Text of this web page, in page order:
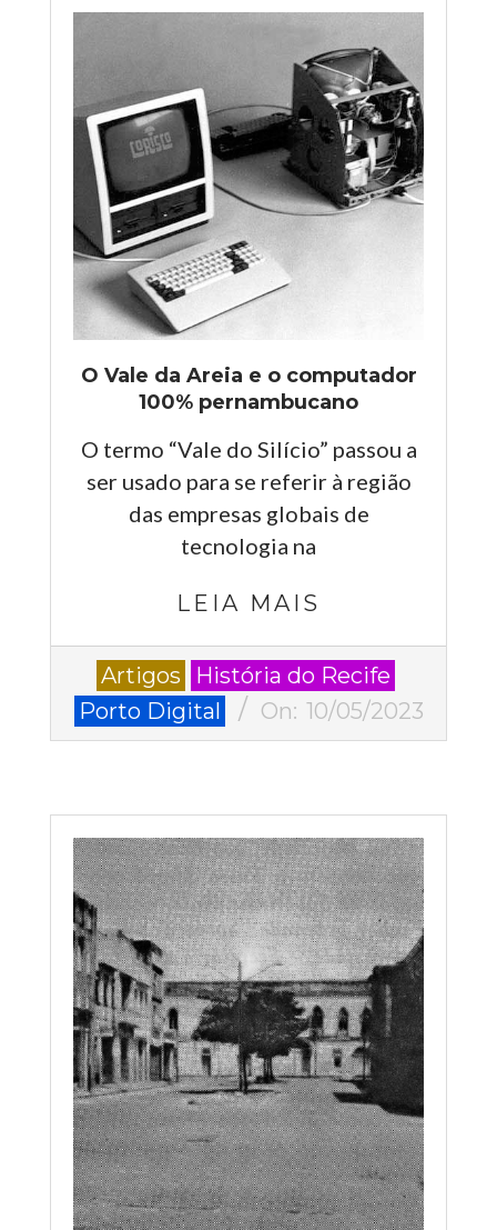
O Vale da Areia e o computador
100% pernambucano
O termo “Vale do Silício” passou a
ser usado para se referir à região
das empresas globais de
tecnologia na
LEIA MAIS
2023-
05-
10
Artigos
História do Recife
Porto Digital
On: 10/05/2023